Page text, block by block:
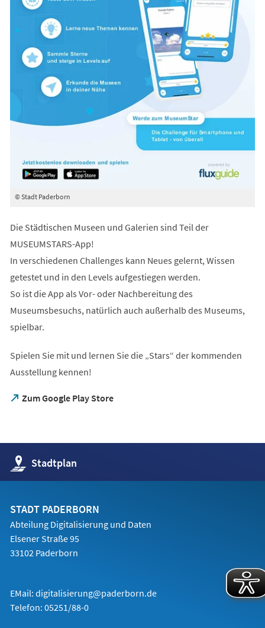
© Stadt Paderborn
Die Städtischen Museen und Galerien sind Teil der
MUSEUMSTARS-App!
In verschiedenen Challenges kann Neues gelernt, Wissen
getestet und in den Levels aufgestiegen werden.
So ist die App als Vor- oder Nachbereitung des
Museumsbesuchs, natürlich auch außerhalb des Museums,
spielbar.
Spielen Sie mit und lernen Sie die „Stars“ der kommenden
Ausstellung kennen!
Zum Google Play Store
(Öffnet
Tab)
Stadtplan
(Öffnet
in
einem
Tab)
STADT PADERBORN
Abteilung Digitalisierung und Daten
Elsener Straße 95
33102 Paderborn
EMail: digitalisierung@paderborn.de
Telefon: 05251/88-0